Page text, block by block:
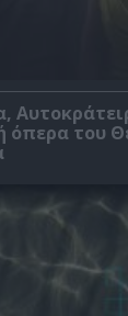
όπερα του